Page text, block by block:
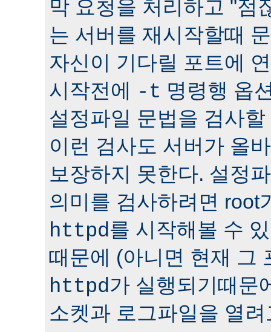
막 요청을 처리하고 "점
는 서버를 재시작할때
자신이 기다릴 포트에
시작전에
-t 명령행 옵
설정파일 문법을 검사
이런 검사도 서버가 올
보장하지 못한다. 설정
의미를 검사하려면 root
httpd를 시작해볼 수
때문에 (아니면 현재 그
httpd가 실행되기때문
소켓과 로그파일을 열